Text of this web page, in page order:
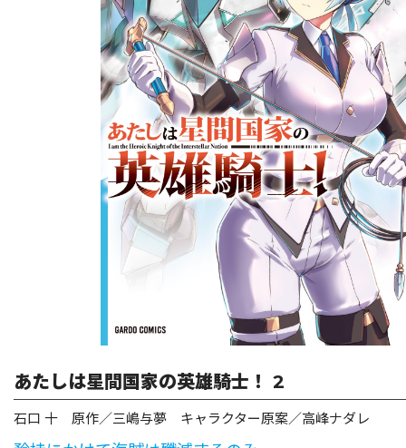
オーバーラップノベルスf ロサージュノベルス
コミックガルド コミッククリエ
リキューレ コミックパルフェ
コミックエッセイ
閉じる
あたしは星間国家の英雄騎士！ 2
石口 十 原作／三嶋与夢 キャラクター原案／高峰ナダレ